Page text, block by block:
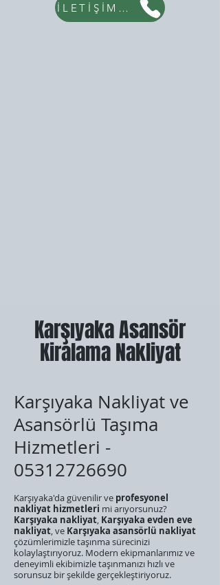
İLETİŞİM İÇİN TIKLAYINIZ...
Karşıyaka Asansör
Kiralama Nakliyat
Karşıyaka Nakliyat ve
Asansörlü Taşıma
Hizmetleri -
05312726690
Karşıyaka'da güvenilir ve profesyonel
nakliyat hizmetleri mi arıyorsunuz?
Karşıyaka nakliyat, Karşıyaka evden eve
nakliyat, ve Karşıyaka asansörlü nakliyat
çözümlerimizle taşınma sürecinizi
kolaylaştırıyoruz. Modern ekipmanlarımız ve
deneyimli ekibimizle taşınmanızı hızlı ve
sorunsuz bir şekilde gerçekleştiriyoruz.